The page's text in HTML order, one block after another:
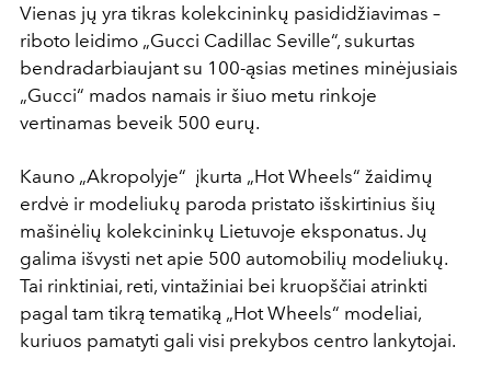
Vienas jų yra tikras kolekcininkų pasididžiavimas –
riboto leidimo „Gucci Cadillac Seville“, sukurtas
bendradarbiaujant su 100-ąsias metines minėjusiais
„Gucci“ mados namais ir šiuo metu rinkoje
vertinamas beveik 500 eurų.
Kauno „Akropolyje“ įkurta „Hot Wheels“ žaidimų
erdvė ir modeliukų paroda pristato išskirtinius šių
mašinėlių kolekcininkų Lietuvoje eksponatus. Jų
galima išvysti net apie 500 automobilių modeliukų.
Tai rinktiniai, reti, vintažiniai bei kruopščiai atrinkti
pagal tam tikrą tematiką „Hot Wheels“ modeliai,
kuriuos pamatyti gali visi prekybos centro lankytojai.